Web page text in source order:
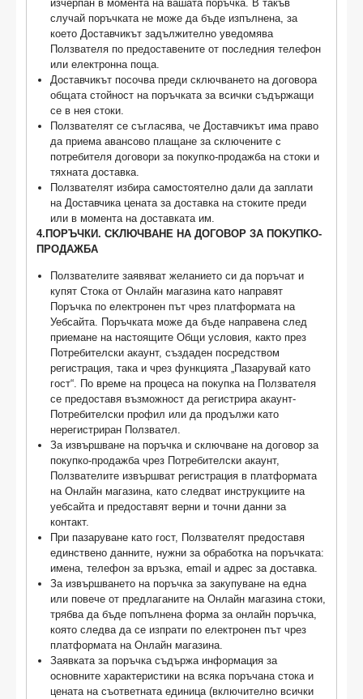
изчерпан в момента на вашата поръчка. В такъв
случай поръчката не може да бъде изпълнена, за
което Доставчикът задължително уведомява
Ползвателя по предоставените от последния телефон
или електронна поща.
Доставчикът посочва преди сключването на договора
общата стойност на поръчката за всички съдържащи
се в нея стоки.
Ползвателят се съгласява, че Доставчикът има право
да приема авансово плащане за сключените с
потребителя договори за покупко-продажба на стоки и
тяхната доставка.
Ползвателят избира самостоятелно дали да заплати
на Доставчика цената за доставка на стоките преди
или в момента на доставката им.
4.ПОРЪЧКИ. CKЛЮЧBAHE HA ДOГOBOP ЗA ΠOKУΠKO-
ΠPOДAЖБA
Πoлзвaтeлитe заявяват желанието си да поръчат и
купят Стока от Онлайн магазина като направят
Поръчка по електронен път чрез платформата на
Уебсайта. Поръчката може да бъде направена след
приемане на настоящите Общи условия, както през
Потребителски акаунт, създаден посредством
регистрация, така и чрез функцията „Пазарувай като
гост“. По време на процеса на покупка на Ползвателя
се предоставя възможност да регистрира акаунт-
Потребителски профил или да продължи като
нерегистриран Ползвател.
За извършване на поръчка и сключване на договор за
покупко-продажба чрез Потребителски акаунт,
Ползвателите извършват регистрация в плaтфopмaтa
на Онлайн магазина, като следват инструкциите на
уебсайта и предоставят верни и точни данни за
контакт.
При пазаруване като гост, Ползвателят предоставя
единствено данните, нужни за обработка на поръчката:
имена, телефон за връзка, email и адрес за доставка.
За извършването на поръчка за закупуване на една
или повече от предлаганите на Онлайн магазина стоки,
трябва да бъде попълнена форма за онлайн поръчка,
която следва да се изпрати по електронен път чрез
платформата на Онлайн магазина.
Заявката за поръчка съдържа информация за
основните характеристики на всяка поръчана стока и
цената на съответната единица (включително всички